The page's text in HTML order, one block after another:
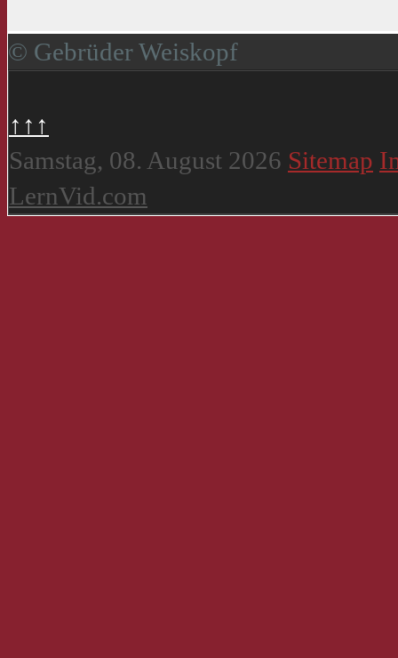
© Gebrüder Weiskopf
↑↑↑
Samstag, 08. August 2026 Sitemap
LernVid.com